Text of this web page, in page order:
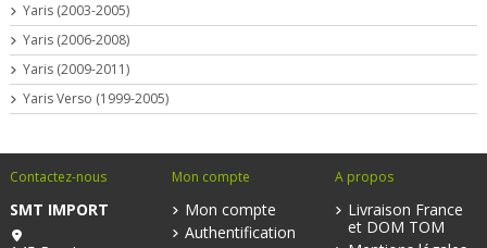
Yaris (2003-2005)
Yaris (2006-2008)
Yaris (2009-2011)
Yaris Verso (1999-2005)
Contactez-nous
SMT IMPORT
Mon compte
Mon compte
Authentification
A propos
Livraison France
et DOM TOM